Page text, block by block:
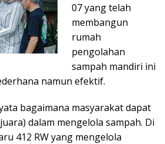
07 yang telah
membangun
rumah
pengolahan
sampah mandiri ini
namun efektif.
bagaimana masyarakat dapat
dalam mengelola sampah. Di
412 RW yang mengelola